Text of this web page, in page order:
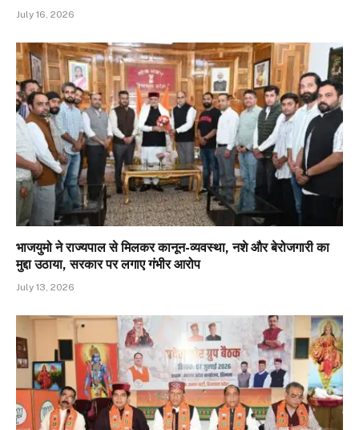
July 16, 2026
भाजयुमो ने राज्यपाल से मिलकर कानून-व्यवस्था, नशे और बेरोजगारी का
मुद्दा उठाया, सरकार पर लगाए गंभीर आरोप
July 13, 2026